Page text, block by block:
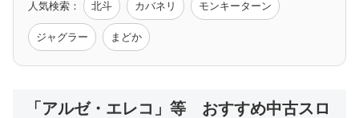
モンハン バイオ ペルソナ
人気検索： 北斗 カバネリ モンキーターン
ジャグラー まどか
「アルゼ・エレコ」等 おすすめ中古スロ